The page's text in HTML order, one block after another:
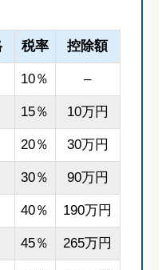
税率 控除額
10％ –
15％ 10万円
20％ 30万円
30％ 90万円
40％ 190万円
45％ 265万円